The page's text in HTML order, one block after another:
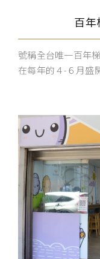
百年
號稱全台唯一百年
在每年的４-６月盛